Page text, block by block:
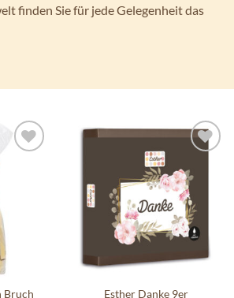
finden Sie für jede Gelegenheit das
die
Bruch
Auf die
Wunschliste
Esther Danke 9er